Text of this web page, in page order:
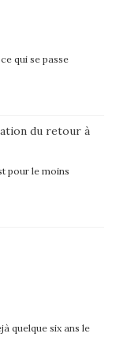
qui se passe
du retour à
pour le moins
quelque six ans le